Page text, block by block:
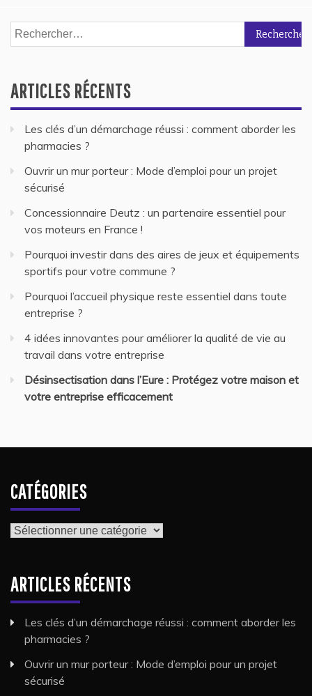
Rechercher :
ARTICLES RÉCENTS
Les clés d’un démarchage réussi : comment aborder les
pharmacies ?
Ouvrir un mur porteur : Mode d’emploi pour un projet
sécurisé
Concessionnaire Deutz : un partenaire essentiel pour
vos moteurs en France !
Pourquoi investir dans des aires de jeux et équipements
sportifs pour votre commune ?
Pourquoi l’accueil physique reste essentiel dans toute
entreprise ?
4 idées innovantes pour améliorer la qualité de vie au
travail dans votre entreprise
Désinsectisation dans l’Eure : Protégez votre maison et
votre entreprise efficacement
CATÉGORIES
Catégories
ARTICLES RÉCENTS
Les clés d’un démarchage réussi : comment aborder les
pharmacies ?
Ouvrir un mur porteur : Mode d’emploi pour un projet
sécurisé